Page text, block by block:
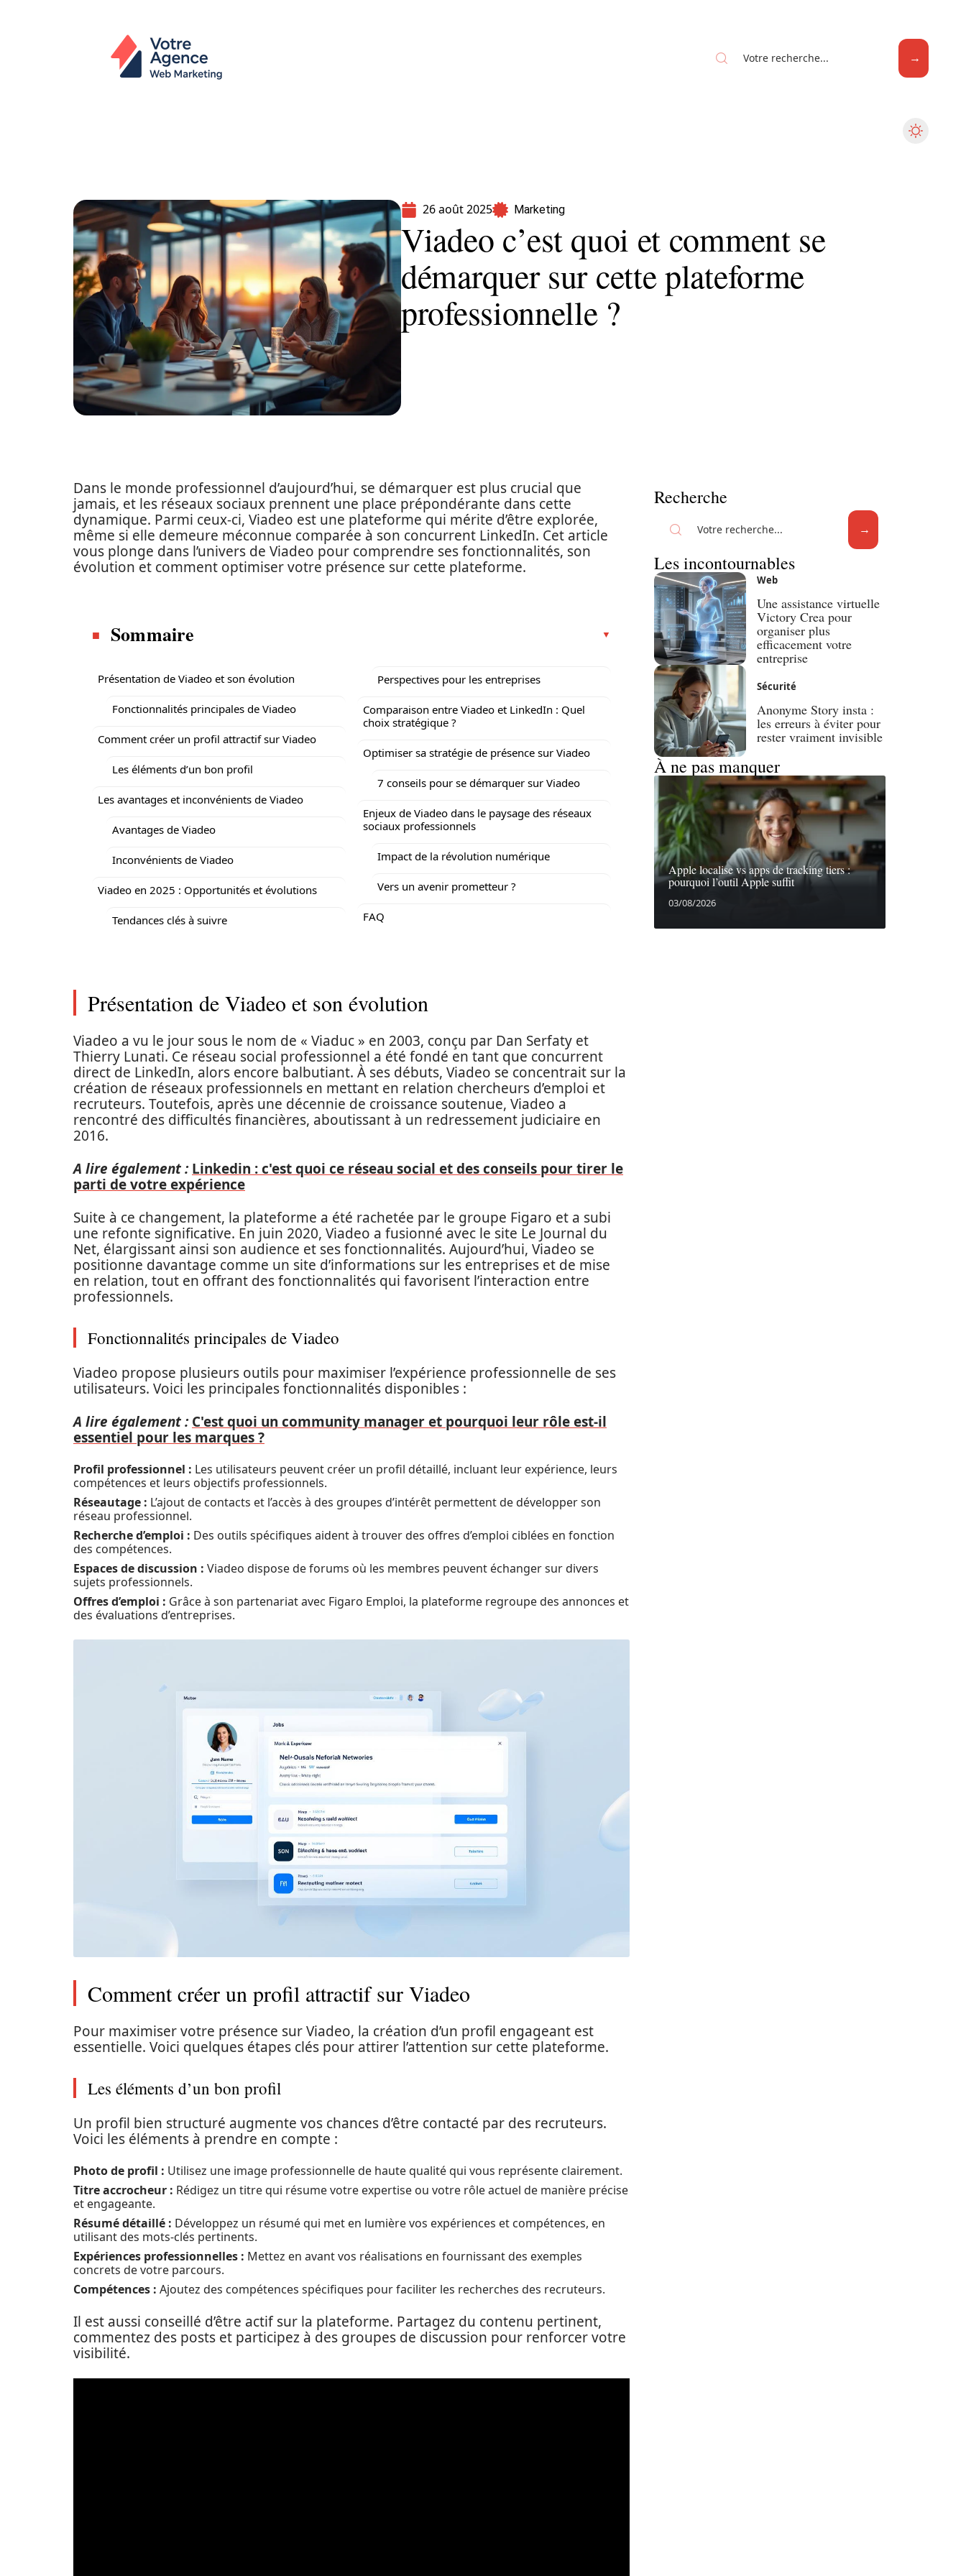
26 août 2025 Marketing
Viadeo c’est quoi et comment se
démarquer sur cette plateforme
professionnelle ?
Dans le monde professionnel d’aujourd’hui, se démarquer est plus crucial que
jamais, et les réseaux sociaux prennent une place prépondérante dans cette
dynamique. Parmi ceux-ci, Viadeo est une plateforme qui mérite d’être explorée,
même si elle demeure méconnue comparée à son concurrent LinkedIn. Cet article
vous plonge dans l’univers de Viadeo pour comprendre ses fonctionnalités, son
évolution et comment optimiser votre présence sur cette plateforme.
Sommaire
Présentation de Viadeo et son évolution
Fonctionnalités principales de Viadeo
Comment créer un profil attractif sur Viadeo
Les éléments d’un bon profil
Les avantages et inconvénients de Viadeo
Avantages de Viadeo
Inconvénients de Viadeo
Viadeo en 2025 : Opportunités et évolutions
Tendances clés à suivre
Perspectives pour les entreprises
Comparaison entre Viadeo et LinkedIn : Quel
choix stratégique ?
Optimiser sa stratégie de présence sur Viadeo
7 conseils pour se démarquer sur Viadeo
Enjeux de Viadeo dans le paysage des réseaux
sociaux professionnels
Impact de la révolution numérique
Vers un avenir prometteur ?
FAQ
Présentation de Viadeo et son évolution
Viadeo a vu le jour sous le nom de « Viaduc » en 2003, conçu par Dan Serfaty et
Thierry Lunati. Ce réseau social professionnel a été fondé en tant que concurrent
direct de LinkedIn, alors encore balbutiant. À ses débuts, Viadeo se concentrait sur la
création de réseaux professionnels en mettant en relation chercheurs d’emploi et
recruteurs. Toutefois, après une décennie de croissance soutenue, Viadeo a
rencontré des difficultés financières, aboutissant à un redressement judiciaire en
2016.
A lire également : Linkedin : c'est quoi ce réseau social et des conseils pour tirer le
parti de votre expérience
Suite à ce changement, la plateforme a été rachetée par le groupe Figaro et a subi
une refonte significative. En juin 2020, Viadeo a fusionné avec le site Le Journal du
Net, élargissant ainsi son audience et ses fonctionnalités. Aujourd’hui, Viadeo se
positionne davantage comme un site d’informations sur les entreprises et de mise
en relation, tout en offrant des fonctionnalités qui favorisent l’interaction entre
professionnels.
Fonctionnalités principales de Viadeo
Viadeo propose plusieurs outils pour maximiser l’expérience professionnelle de ses
utilisateurs. Voici les principales fonctionnalités disponibles :
A lire également : C'est quoi un community manager et pourquoi leur rôle est-il
essentiel pour les marques ?
Profil professionnel : Les utilisateurs peuvent créer un profil détaillé, incluant leur expérience, leurs
compétences et leurs objectifs professionnels.
Réseautage : L’ajout de contacts et l’accès à des groupes d’intérêt permettent de développer son
réseau professionnel.
Recherche d’emploi : Des outils spécifiques aident à trouver des offres d’emploi ciblées en fonction
des compétences.
Espaces de discussion : Viadeo dispose de forums où les membres peuvent échanger sur divers
sujets professionnels.
Offres d’emploi : Grâce à son partenariat avec Figaro Emploi, la plateforme regroupe des annonces et
des évaluations d’entreprises.
Comment créer un profil attractif sur Viadeo
Pour maximiser votre présence sur Viadeo, la création d’un profil engageant est
essentielle. Voici quelques étapes clés pour attirer l’attention sur cette plateforme.
Les éléments d’un bon profil
Un profil bien structuré augmente vos chances d’être contacté par des recruteurs.
Voici les éléments à prendre en compte :
Photo de profil : Utilisez une image professionnelle de haute qualité qui vous représente clairement.
Titre accrocheur : Rédigez un titre qui résume votre expertise ou votre rôle actuel de manière précise
et engageante.
Résumé détaillé : Développez un résumé qui met en lumière vos expériences et compétences, en
utilisant des mots-clés pertinents.
Expériences professionnelles : Mettez en avant vos réalisations en fournissant des exemples
concrets de votre parcours.
Compétences : Ajoutez des compétences spécifiques pour faciliter les recherches des recruteurs.
Il est aussi conseillé d’être actif sur la plateforme. Partagez du contenu pertinent,
commentez des posts et participez à des groupes de discussion pour renforcer votre
visibilité.
Recherche
Les incontournables
Web
Une assistance virtuelle
Victory Crea pour
organiser plus
efficacement votre
entreprise
Sécurité
Anonyme Story insta :
les erreurs à éviter pour
rester vraiment invisible
À ne pas manquer
Apple localise vs apps de tracking tiers :
pourquoi l’outil Apple suffit
03/08/2026